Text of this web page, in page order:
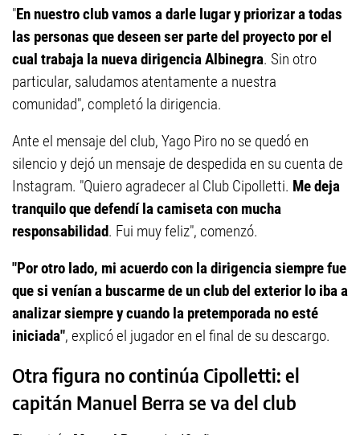
"En nuestro club vamos a darle lugar y priorizar a todas
las personas que deseen ser parte del proyecto por el
cual trabaja la nueva dirigencia Albinegra. Sin otro
particular, saludamos atentamente a nuestra
comunidad", completó la dirigencia.
Ante el mensaje del club, Yago Piro no se quedó en
silencio y dejó un mensaje de despedida en su cuenta de
Instagram. "Quiero agradecer al Club Cipolletti. Me deja
tranquilo que defendí la camiseta con mucha
responsabilidad. Fui muy feliz", comenzó.
"Por otro lado, mi acuerdo con la dirigencia siempre fue
que si venían a buscarme de un club del exterior lo iba a
analizar siempre y cuando la pretemporada no esté
iniciada", explicó el jugador en el final de su descargo.
Otra figura no continúa Cipolletti: el
capitán Manuel Berra se va del club